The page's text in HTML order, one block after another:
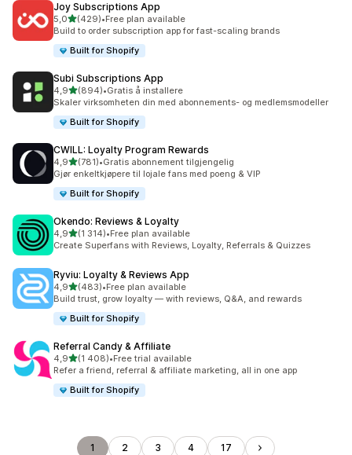
Joy Subscriptions App
5,0av 5 stjerner
(429)
Totalt 429 omtaler
•Free plan available
Build to order subscription app for fast-scaling brands
Built for Shopify
Subi Subscriptions App
4,9av 5 stjerner
(894)
Totalt 894 omtaler
•Gratis å installere
Skaler virksomheten din med abonnements- og medlemsmodeller
Built for Shopify
CWILL: Loyalty Program Rewards
4,9av 5 stjerner
(781)
Totalt 781 omtaler
•Gratis abonnement tilgjengelig
Gjør enkeltkjøpere til lojale fans med poeng & VIP
Built for Shopify
Okendo: Reviews & Loyalty
4,9av 5 stjerner
(1 314)
Totalt 1314 omtaler
•Free plan available
Create Superfans with Reviews, Loyalty, Referrals & Quizzes
Ryviu: Loyalty & Reviews App
4,9av 5 stjerner
(483)
Totalt 483 omtaler
•Free plan available
Build trust, grow loyalty — with reviews, Q&A, and rewards
Built for Shopify
Referral Candy & Affiliate
4,9av 5 stjerner
(1 408)
Totalt 1408 omtaler
•Free trial available
Refer a friend, referral & affiliate marketing, all in one app
Built for Shopify
1 2 3 4 17